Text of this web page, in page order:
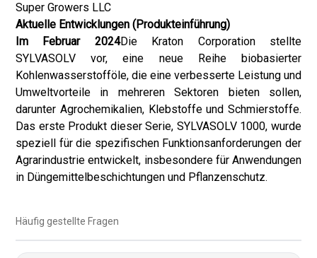
Super Growers LLC
Aktuelle Entwicklungen (Produkteinführung)
Im Februar 2024Die Kraton Corporation stellte
SYLVASOLV vor, eine neue Reihe biobasierter
Kohlenwasserstofföle, die eine verbesserte Leistung und
Umweltvorteile in mehreren Sektoren bieten sollen,
darunter Agrochemikalien, Klebstoffe und Schmierstoffe.
Das erste Produkt dieser Serie, SYLVASOLV 1000, wurde
speziell für die spezifischen Funktionsanforderungen der
Agrarindustrie entwickelt, insbesondere für Anwendungen
in Düngemittelbeschichtungen und Pflanzenschutz.
Häufig gestellte Fragen